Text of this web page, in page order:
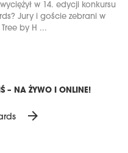
w 14. edycji konkursu
Jury i goście zebrani w
by H ...
– NA ŻYWO I ONLINE!
arrow_forward